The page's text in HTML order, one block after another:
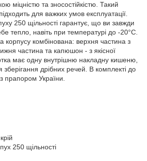
міцністю та зносостійкістю. Такий
для важких умов експлуатації.
250 щільності гарантує, що ви завжди
тепло, навіть при температурі до -20°С.
корпусу комбінована: верхня частина з
частина та капюшон - з якісної
має одну внутрішню накладну кишеню,
дрібних речей. В комплекті до
прапором України.
250 щільності